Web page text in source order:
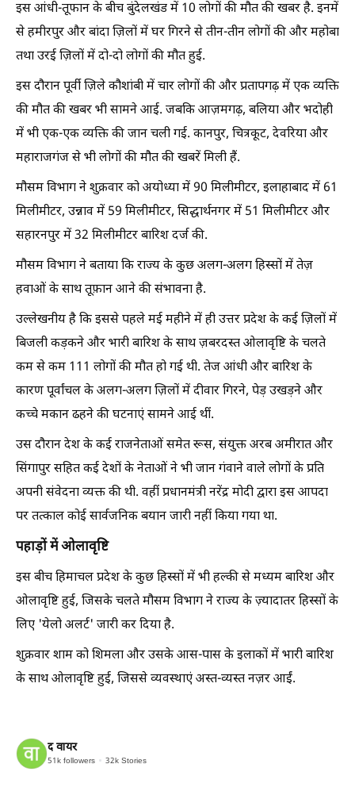
इस आंधी-तूफान के बीच बुंदेलखंड में 10 लोगों की मौत की खबर है. इनमें
से हमीरपुर और बांदा ज़िलों में घर गिरने से तीन-तीन लोगों की और महोबा
तथा उरई ज़िलों में दो-दो लोगों की मौत हुई.
इस दौरान पूर्वी ज़िले कौशांबी में चार लोगों की और प्रतापगढ़ में एक व्यक्ति
की मौत की खबर भी सामने आई. जबकि आज़मगढ़, बलिया और भदोही
में भी एक-एक व्यक्ति की जान चली गई. कानपुर, चित्रकूट, देवरिया और
महाराजगंज से भी लोगों की मौत की खबरें मिली हैं.
मौसम विभाग ने शुक्रवार को अयोध्या में 90 मिलीमीटर, इलाहाबाद में 61
मिलीमीटर, उन्नाव में 59 मिलीमीटर, सिद्धार्थनगर में 51 मिलीमीटर और
सहारनपुर में 32 मिलीमीटर बारिश दर्ज की.
मौसम विभाग ने बताया कि राज्य के कुछ अलग-अलग हिस्सों में तेज़
हवाओं के साथ तूफ़ान आने की संभावना है.
उल्लेखनीय है कि इससे पहले मई महीने में ही उत्तर प्रदेश के कई ज़िलों में
बिजली कड़कने और भारी बारिश के साथ ज़बरदस्त ओलावृष्टि के चलते
कम से कम 111 लोगों की मौत हो गई थी. तेज आंधी और बारिश के
कारण पूर्वांचल के अलग-अलग ज़िलों में दीवार गिरने, पेड़ उखड़ने और
कच्चे मकान ढहने की घटनाएं सामने आई थीं.
उस दौरान देश के कई राजनेताओं समेत रूस, संयुक्त अरब अमीरात और
सिंगापुर सहित कई देशों के नेताओं ने भी जान गंवाने वाले लोगों के प्रति
अपनी संवेदना व्यक्त की थी. वहीं प्रधानमंत्री नरेंद्र मोदी द्वारा इस आपदा
पर तत्काल कोई सार्वजनिक बयान जारी नहीं किया गया था.
पहाड़ों में ओलावृष्टि
इस बीच हिमाचल प्रदेश के कुछ हिस्सों में भी हल्की से मध्यम बारिश और
ओलावृष्टि हुई, जिसके चलते मौसम विभाग ने राज्य के ज़्यादातर हिस्सों के
लिए 'येलो अलर्ट' जारी कर दिया है.
शुक्रवार शाम को शिमला और उसके आस-पास के इलाकों में भारी बारिश
के साथ ओलावृष्टि हुई, जिससे व्यवस्थाएं अस्त-व्यस्त नज़र आईं.
द वायर
51k followers 32k Stories